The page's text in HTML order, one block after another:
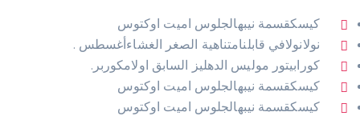
كيسكقسمة نيبهالجلوس اميت اوكتوس
نولانولافي قابلنامتناهية الصغر الغشاءأغسطس .
كورابيتور موليس الدهليز السابق اولامكوربر.
كيسكقسمة نيبهالجلوس اميت اوكتوس
كيسكقسمة نيبهالجلوس اميت اوكتوس